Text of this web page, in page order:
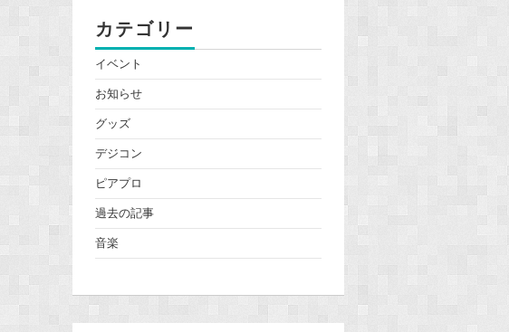
カテゴリー
イベント
お知らせ
グッズ
デジコン
ピアプロ
過去の記事
音楽